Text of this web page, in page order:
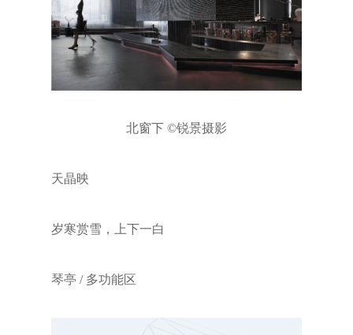
北窗下 ©锐景摄影
天晶映
岁寒赏雪，上下一白
琴亭 / 多功能区